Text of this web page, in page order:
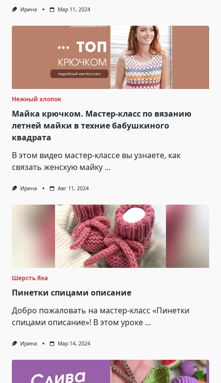
Ирина Мар 11, 2024
Нежный хлопок
Майка крючком. Мастер-класс по вязанию
летней майки в техние бабушкиного
квадрата
В этом видео мастер-классе вы узнаете, как
связать женскую майку ...
Ирина Авг 11, 2024
Шерсть Яка
Пинетки спицами описание
Добро пожаловать на мастер-класс «Пинетки
спицами описание»! В этом уроке ...
Ирина Мар 14, 2024